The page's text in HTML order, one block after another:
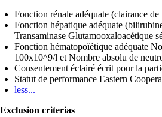
Fonction rénale adéquate (clairance
Fonction hépatique adéquate
Transaminase Glutamooxaloacétique
Fonction hématopoïétique adéquate
100x10^9/l et Nombre absolu de
Consentement éclairé écrit pour la
Statut de performance Eastern
less...
Exclusion criterias